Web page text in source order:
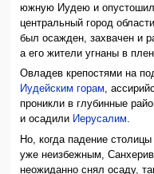
южную Иудею и
центральный город
был осажден, захвачен и
а его жители угнаны в
Овладев крепостями на
Иудейским горам,
проникли в глубинные
и осадили Иерусалим.
Но, когда падение столицы
уже неизбежным, Санхерив
неожиданно снял осаду,